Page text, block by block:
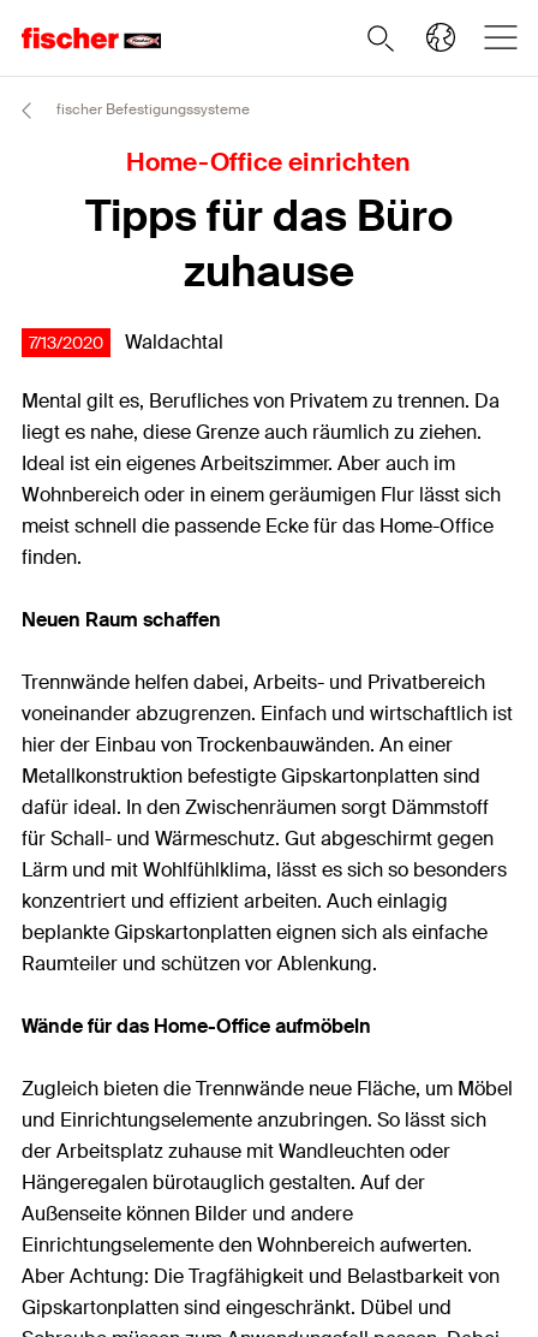
fischer Befestigungssysteme
Home-Office einrichten
Tipps für das Büro
zuhause
7/13/2020 Waldachtal
Mental gilt es, Berufliches von Privatem zu trennen. Da
liegt es nahe, diese Grenze auch räumlich zu ziehen.
Ideal ist ein eigenes Arbeitszimmer. Aber auch im
Wohnbereich oder in einem geräumigen Flur lässt sich
meist schnell die passende Ecke für das Home-Office
finden.
Neuen Raum schaffen
Trennwände helfen dabei, Arbeits- und Privatbereich
voneinander abzugrenzen. Einfach und wirtschaftlich ist
hier der Einbau von Trockenbauwänden. An einer
Metallkonstruktion befestigte Gipskartonplatten sind
dafür ideal. In den Zwischenräumen sorgt Dämmstoff
für Schall- und Wärmeschutz. Gut abgeschirmt gegen
Lärm und mit Wohlfühlklima, lässt es sich so besonders
konzentriert und effizient arbeiten. Auch einlagig
beplankte Gipskartonplatten eignen sich als einfache
Raumteiler und schützen vor Ablenkung.
Wände für das Home-Office aufmöbeln
Zugleich bieten die Trennwände neue Fläche, um Möbel
und Einrichtungselemente anzubringen. So lässt sich
der Arbeitsplatz zuhause mit Wandleuchten oder
Hängeregalen bürotauglich gestalten. Auf der
Außenseite können Bilder und andere
Einrichtungselemente den Wohnbereich aufwerten.
Aber Achtung: Die Tragfähigkeit und Belastbarkeit von
Gipskartonplatten sind eingeschränkt. Dübel und